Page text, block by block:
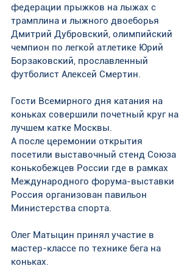
федерации прыжков на лыжах с
трамплина и лыжного двоеборья
Дмитрий Дубровский, олимпийский
чемпион по легкой атлетике Юрий
Борзаковский, прославленный
футболист Алексей Смертин.
Гости Всемирного дня катания на
коньках совершили почетный круг на
лучшем катке Москвы.
А после церемонии открытия
посетили выставочный стенд Союза
конькобежцев России где в рамках
Международного форума-выставки
Россия организован павильон
Министерства спорта.
Олег Матыцин принял участие в
мастер-классе по технике бега на
коньках.